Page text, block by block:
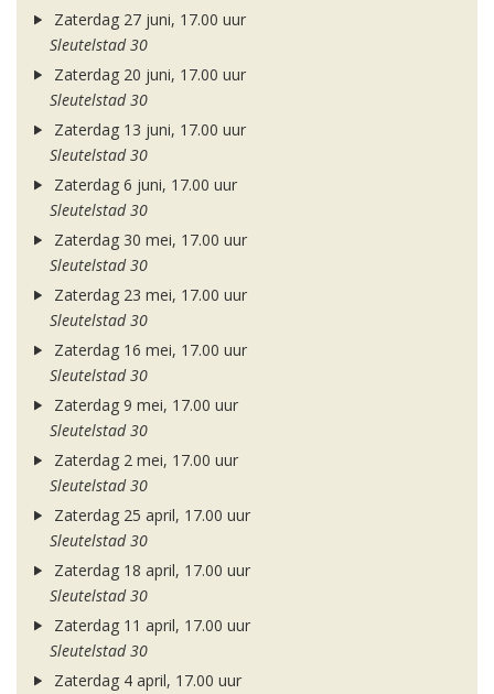
Zaterdag 27 juni, 17.00 uur
Sleutelstad 30
Zaterdag 20 juni, 17.00 uur
Sleutelstad 30
Zaterdag 13 juni, 17.00 uur
Sleutelstad 30
Zaterdag 6 juni, 17.00 uur
Sleutelstad 30
Zaterdag 30 mei, 17.00 uur
Sleutelstad 30
Zaterdag 23 mei, 17.00 uur
Sleutelstad 30
Zaterdag 16 mei, 17.00 uur
Sleutelstad 30
Zaterdag 9 mei, 17.00 uur
Sleutelstad 30
Zaterdag 2 mei, 17.00 uur
Sleutelstad 30
Zaterdag 25 april, 17.00 uur
Sleutelstad 30
Zaterdag 18 april, 17.00 uur
Sleutelstad 30
Zaterdag 11 april, 17.00 uur
Sleutelstad 30
Zaterdag 4 april, 17.00 uur